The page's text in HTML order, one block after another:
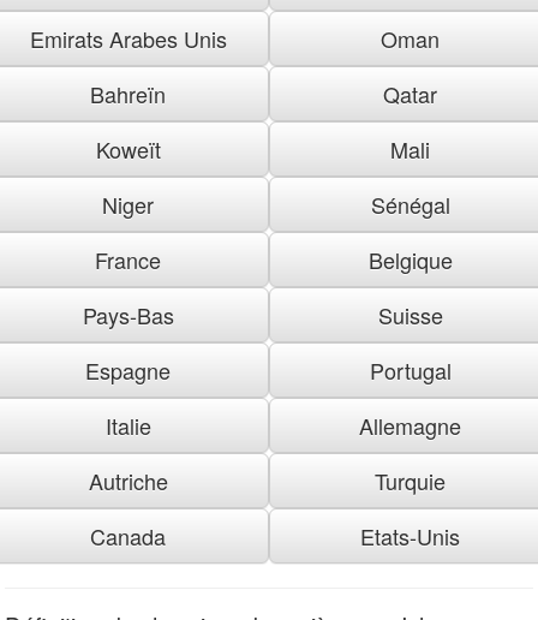
Emirats Arabes Unis
Oman
Bahreïn
Qatar
Koweït
Mali
Niger
Sénégal
France
Belgique
Pays-Bas
Suisse
Espagne
Portugal
Italie
Allemagne
Autriche
Turquie
Canada
Etats-Unis